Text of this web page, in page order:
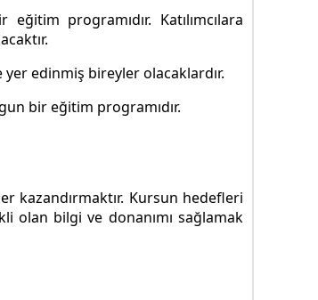
programıdır. Katılımcılara
edinmiş bireyler olacaklardır.
bir eğitim programıdır.
kazandırmaktır. Kursun hedefleri
olan bilgi ve donanımı sağlamak